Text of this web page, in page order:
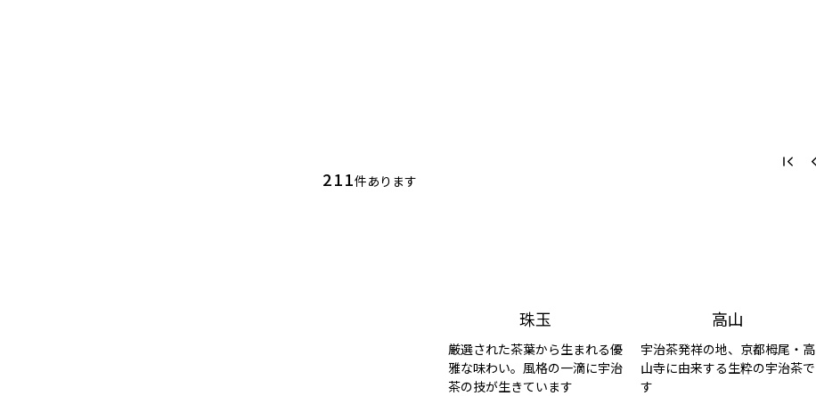
211件あります
珠玉
厳選された茶葉から生まれる優
雅な味わい。風格の一滴に宇治
茶の技が生きています
高山
宇治茶発祥の地、京都栂尾・高
山寺に由来する生粋の宇治茶で
す